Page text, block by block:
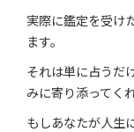
実際に鑑定を受け
ます。
それは単に占うだ
みに寄り添ってく
もしあなたが人生